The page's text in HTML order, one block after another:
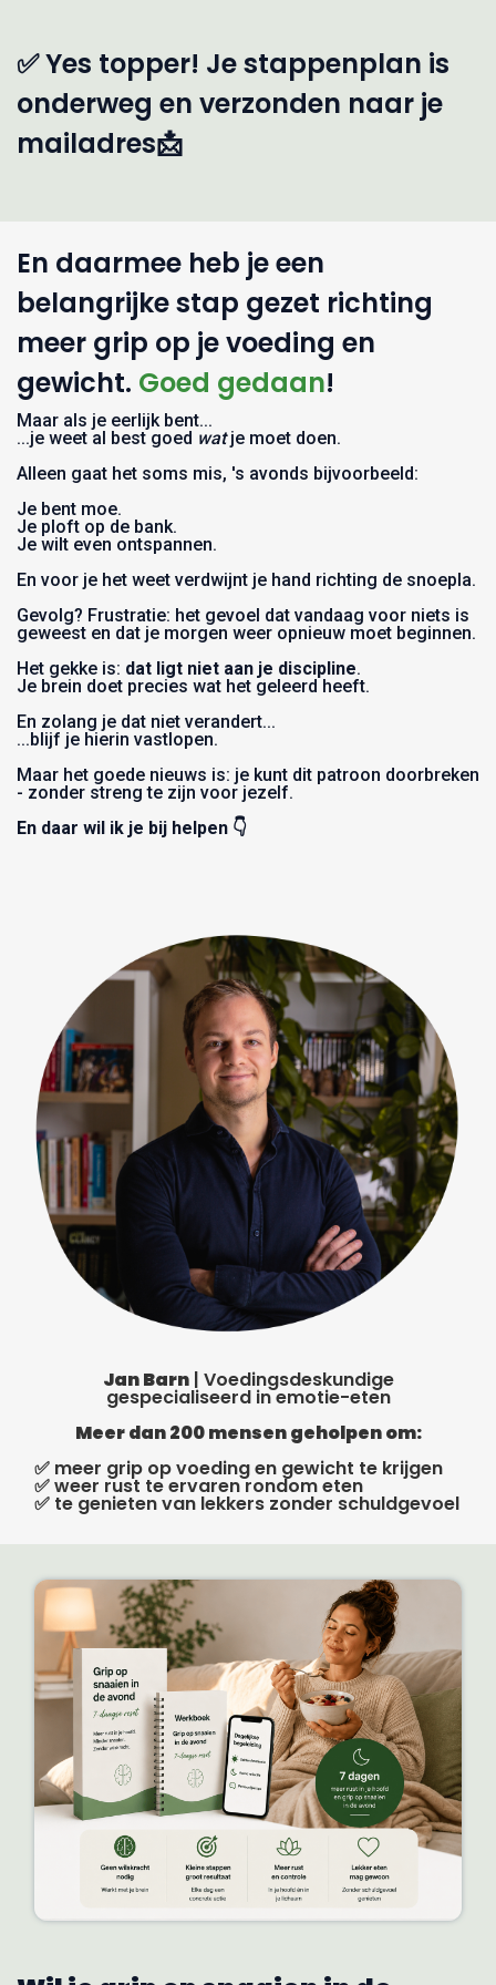
✅ Yes topper! Je stappenplan is
onderweg en verzonden naar je
mailadres📩
En daarmee heb je een
belangrijke stap gezet richting
meer grip op je voeding en
gewicht. Goed gedaan!
Maar als je eerlijk bent...
...je weet al best goed watje moet doen.
Alleen gaat het soms mis, 's avonds bijvoorbeeld:
Je bent moe.
Je ploft op de bank.
Je wilt even ontspannen.
En voor je het weet verdwijnt je hand richting de snoepla.
Gevolg? Frustratie: het gevoel dat vandaag voor niets is
geweest en dat je morgen weer opnieuw moet beginnen.
Het gekke is: dat ligt niet aan je discipline.
Je brein doet precies wat het geleerd heeft.
En zolang je dat niet verandert...
...blijf je hierin vastlopen.
Maar het goede nieuws is: je kunt dit patroon doorbreken
- zonder streng te zijn voor jezelf.
En daar wil ik je bij helpen 👇
Jan Barn| Voedingsdeskundige
gespecialiseerd in emotie-eten
Meer dan 200 mensen geholpen om:
✅ meer grip op voeding en gewicht te krijgen
✅ weer rust te ervaren rondom eten
✅ te genieten van lekkers zonder schuldgevoel